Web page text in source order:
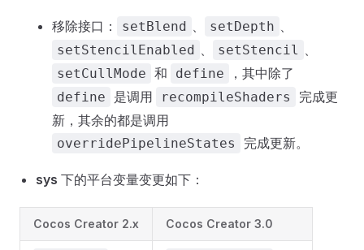
移除接口： setBlend 、 setDepth 、
setStencilEnabled 、 setStencil 、
setCullMode 和 define ，其中除了
define 是调用 recompileShaders
完成更
新，其余的都是调用
overridePipelineStates 完成更新。
sys 下的平台变量变更如下：
Cocos Creator 2.x Cocos Creator 3.0